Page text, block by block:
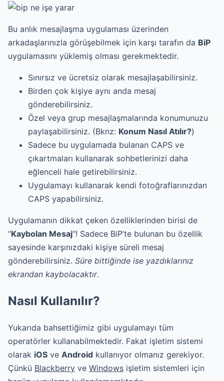
Bu anlık mesajlaşma uygulaması üzerinden
arkadaşlarınızla görüşebilmek için karşı tarafın da BiP
uygulamasını yüklemiş olması gerekmektedir.
Sınırsız ve ücretsiz olarak mesajlaşabilirsiniz.
Birden çok kişiye aynı anda mesaj
gönderebilirsiniz.
Özel veya grup mesajlaşmalarında konumunuzu
paylaşabilirsiniz. (Bknz: Konum Nasıl Atılır?)
Sadece bu uygulamada bulanan CAPS ve
çıkartmaları kullanarak sohbetlerinizi daha
eğlenceli hale getirebilirsiniz.
Uygulamayı kullanarak kendi fotoğraflarınızdan
CAPS yapabilirsiniz.
Uygulamanın dikkat çeken özelliklerinden birisi de
“Kaybolan Mesaj“! Sadece BiP’te bulunan bu özellik
sayesinde karşınızdaki kişiye süreli mesaj
gönderebilirsiniz. Süre bittiğinde ise yazdıklarınız
ekrandan kaybolacaktır.
Nasıl Kullanılır?
Yukarıda bahsettiğimiz gibi uygulamayı tüm
operatörler kullanabilmektedir. Fakat işletim sistemi
olarak iOS ve Android kullanıyor olmanız gerekiyor.
Çünkü Blackberry ve Windows işletim sistemleri için